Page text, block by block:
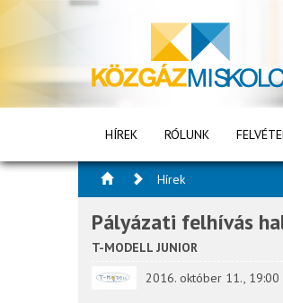
HÍREK RÓLUNK
Hírek
Pályázati felhívás
T-MODELL JUNIOR
2016. október 11., 19:00